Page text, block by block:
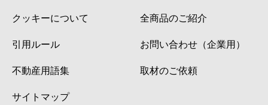
クッキーについて
引用ルール
不動産用語集
サイトマップ
全商品のご紹介
お問い合わせ（企業用）
取材のご依頼